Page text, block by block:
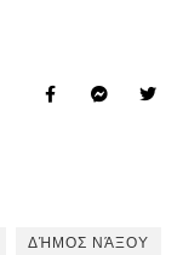
ΔΉΜΟΣ ΝΆΞΟΥ